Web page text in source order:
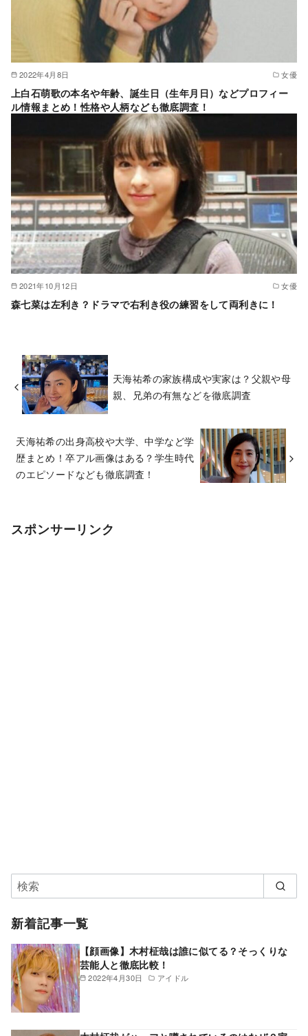
2022年4月8日 女優
上白石萌歌の本名や年齢、誕生日（生年月日）などプロフィー
ル情報まとめ！性格や人柄なども徹底調査！
2021年10月12日 女優
森七菜は左利き？ドラマで右利き役の練習をして両利きに！
天海祐希の家族構成や実家は？父親や母
親、兄弟の有無などを徹底調査
天海祐希の出身高校や大学、中学など学
歴まとめ！卒アル画像はある？学生時代
のエピソードなども徹底調査！
スポンサーリンク
新着記事一覧
2022年4月30日 アイドル
【顔画像】木村柾哉は誰に似てる？そっくりな
芸能人と徹底比較！